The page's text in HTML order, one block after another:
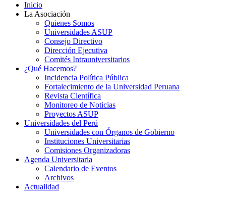
Inicio
La Asociación
Quienes Somos
Universidades ASUP
Consejo Directivo
Dirección Ejecutiva
Comités Intrauniversitarios
¿Qué Hacemos?
Incidencia Política Pública
Fortalecimiento de la Universidad Peruana
Revista Científica
Monitoreo de Noticias
Proyectos ASUP
Universidades del Perú
Universidades con Órganos de Gobierno
Instituciones Universitarias
Comisiones Organizadoras
Agenda Universitaria
Calendario de Eventos
Archivos
Actualidad